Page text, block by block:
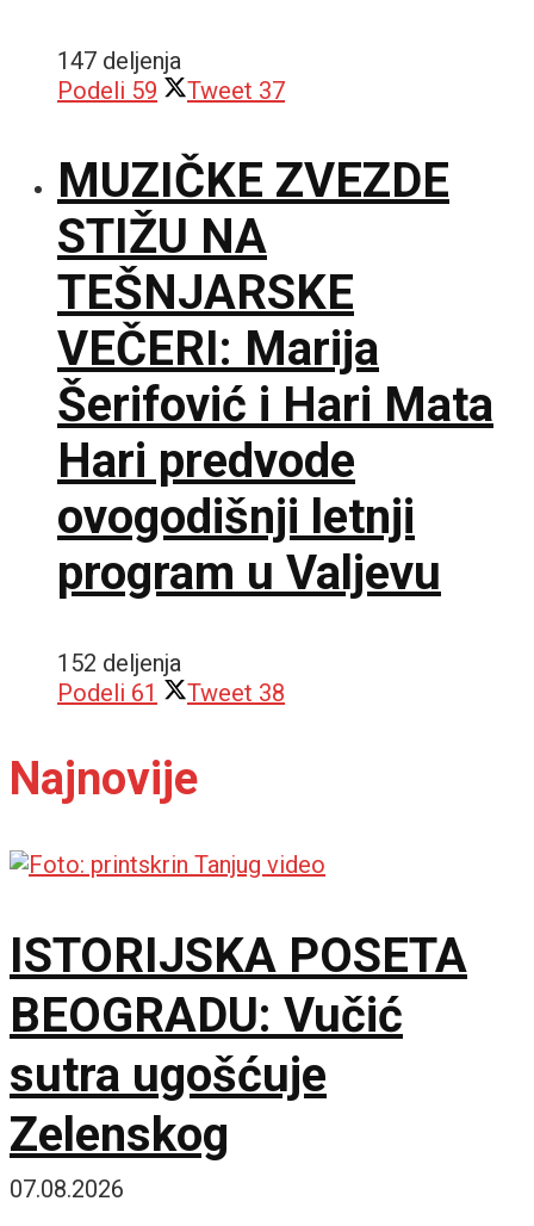
147 deljenja
Podeli 59 Tweet 37
MUZIČKE ZVEZDE
STIŽU NA
TEŠNJARSKE
VEČERI: Marija
Šerifović i Hari Mata
Hari predvode
ovogodišnji letnji
program u Valjevu
152 deljenja
Podeli 61 Tweet 38
Najnovije
ISTORIJSKA POSETA
BEOGRADU: Vučić
sutra ugošćuje
Zelenskog
07.08.2026